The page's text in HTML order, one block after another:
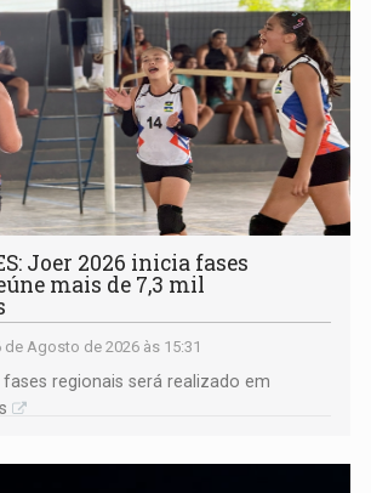
Joer 2026 inicia fases
mais de 7,3 mil
de Agosto de 2026 às 15:31
regionais será realizado em